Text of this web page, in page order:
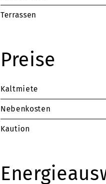
Terrassen
Preise
Kaltmiete
Nebenkosten
Kaution